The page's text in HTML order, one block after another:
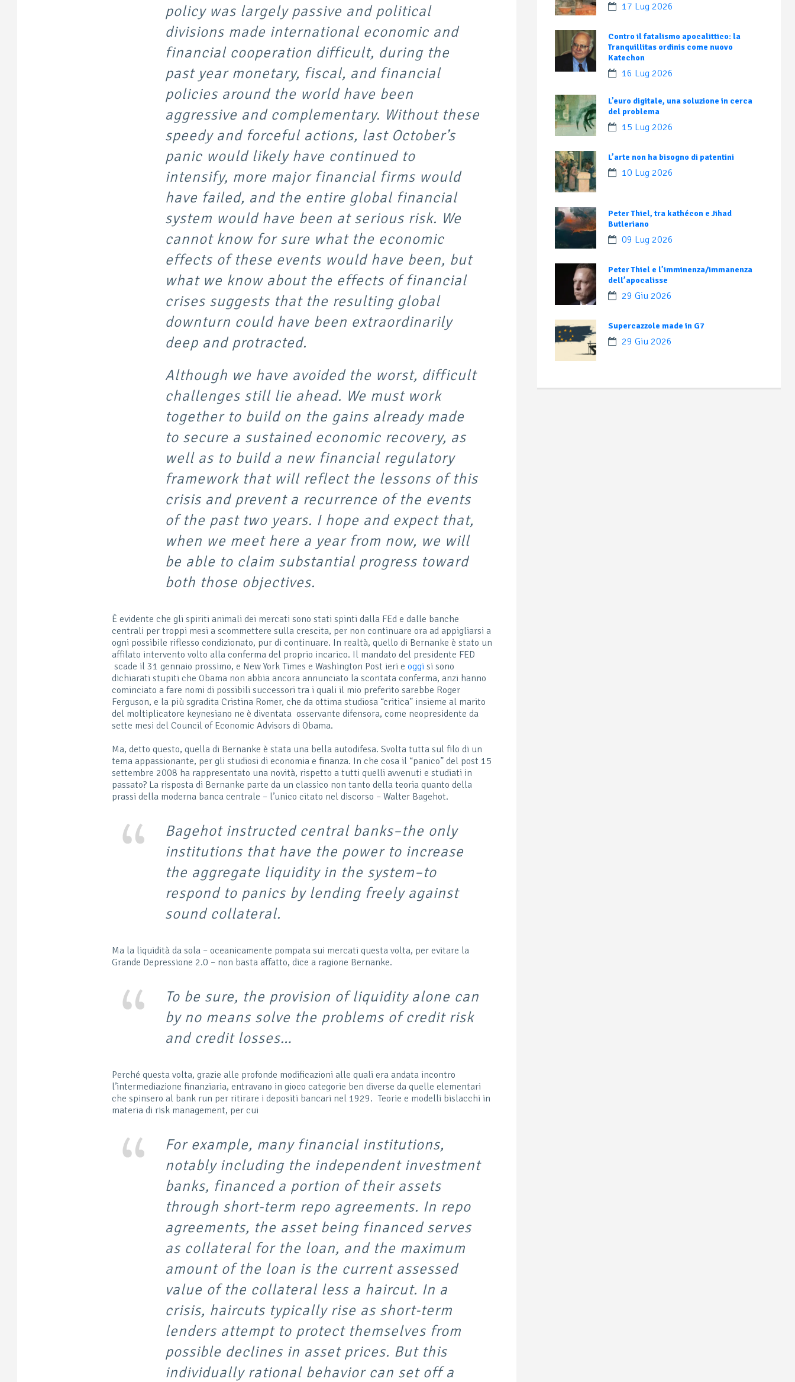
policy was largely passive and political
divisions made international economic and
financial cooperation difficult, during the
past year monetary, fiscal, and financial
policies around the world have been
aggressive and complementary. Without these
speedy and forceful actions, last October’s
panic would likely have continued to
intensify, more major financial firms would
have failed, and the entire global financial
system would have been at serious risk. We
cannot know for sure what the economic
effects of these events would have been, but
what we know about the effects of financial
crises suggests that the resulting global
downturn could have been extraordinarily
deep and protracted.
Although we have avoided the worst, difficult
challenges still lie ahead. We must work
together to build on the gains already made
to secure a sustained economic recovery, as
well as to build a new financial regulatory
framework that will reflect the lessons of this
crisis and prevent a recurrence of the events
of the past two years. I hope and expect that,
when we meet here a year from now, we will
be able to claim substantial progress toward
both those objectives.
È evidente che gli spiriti animali dei mercati sono stati spinti dalla FEd e dalle banche
centrali per troppi mesi a scommettere sulla crescita, per non continuare ora ad appigliarsi a
ogni possibile riflesso condizionato, pur di continuare. In realtà, quello di Bernanke è stato un
affilato intervento volto alla conferma del proprio incarico. Il mandato del presidente FED
scade il 31 gennaio prossimo, e New York Times e Washington Post ieri eoggi si sono
dichiarati stupiti che Obama non abbia ancora annunciato la scontata conferma, anzi hanno
cominciato a fare nomi di possibili successori tra i quali il mio preferito sarebbe Roger
Ferguson, e la più sgradita Cristina Romer, che da ottima studiosa “critica” insieme al marito
del moltiplicatore keynesiano ne è diventata osservante difensora, come neopresidente da
sette mesi del Council of Economic Advisors di Obama.
Ma, detto questo, quella di Bernanke è stata una bella autodifesa. Svolta tutta sul filo di un
tema appassionante, per gli studiosi di economia e finanza. In che cosa il “panico” del post 15
settembre 2008 ha rappresentato una novità, rispetto a tutti quelli avvenuti e studiati in
passato? La risposta di Bernanke parte da un classico non tanto della teoria quanto della
prassi della moderna banca centrale – l’unico citato nel discorso – Walter Bagehot.
Bagehot instructed central banks–the only
institutions that have the power to increase
the aggregate liquidity in the system–to
respond to panics by lending freely against
sound collateral.
Ma la liquidità da sola – oceanicamente pompata sui mercati questa volta, per evitare la
Grande Depressione 2.0 – non basta affatto, dice a ragione Bernanke.
To be sure, the provision of liquidity alone can
by no means solve the problems of credit risk
and credit losses…
Perché questa volta, grazie alle profonde modificazioni alle quali era andata incontro
l’intermediazione finanziaria, entravano in gioco categorie ben diverse da quelle elementari
che spinsero al bank run per ritirare i depositi bancari nel 1929. Teorie e modelli bislacchi in
materia di risk management, per cui
For example, many financial institutions,
notably including the independent investment
banks, financed a portion of their assets
through short-term repo agreements. In repo
agreements, the asset being financed serves
as collateral for the loan, and the maximum
amount of the loan is the current assessed
value of the collateral less a haircut. In a
crisis, haircuts typically rise as short-term
lenders attempt to protect themselves from
possible declines in asset prices. But this
individually rational behavior can set off a
17 Lug 2026
Contro il fatalismo apocalittico: la
Tranquillitas ordinis come nuovo
Katechon
16 Lug 2026
L’euro digitale, una soluzione in cerca
del problema
15 Lug 2026
L’arte non ha bisogno di patentini
10 Lug 2026
Peter Thiel, tra kathécon e Jihad
Butleriano
09 Lug 2026
Peter Thiel e l’imminenza/immanenza
dell’apocalisse
29 Giu 2026
Supercazzole made in G7
29 Giu 2026